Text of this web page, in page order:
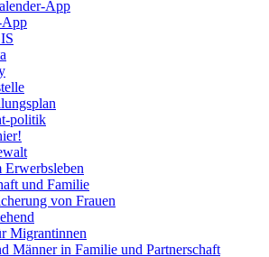
App
App
politik
Erwerbsleben
und Familie
von Frauen
Migrantinnen
Männer in Familie und Partnerschaft